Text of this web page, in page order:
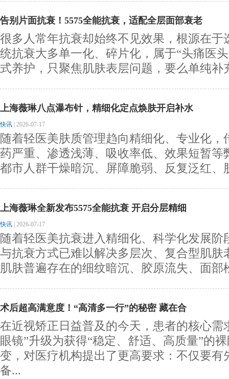
告别片面抗衰！5575全能抗衰，适配全层面部衰老
很多人常年抗衰却始终不见效果，根源在于
统抗衰大多单一化、碎片化，属于“头痛医
式养护，只聚焦肌肤表层问题，要么单纯补
​上海薇琳八点瀑布针，精细化定点焕肤开启补水
快讯 2026-07-17
随着轻医美肤质管理趋向精细化、专业化，
药严重、渗透浅薄、吸收率低、效果短暂等
都市人群干燥暗沉、屏障脆弱、反复泛红、
上海薇琳全新发布5575全能抗衰 开启分层精细
快讯 2026-07-17
随着轻医美抗衰进入精细化、科学化发展阶
与抗衰方式已难以解决多层次、复合型肌肤
肌肤普遍存在的细纹暗沉、胶原流失、面部
术后超高满意度！“高清多一行”的秘密 藏在合
在近视矫正日益普及的今天，患者的核心需
眼镜”升级为获得“稳定、舒适、高质量”的
变，对医疗机构提出了更高要求：不仅要有
备...